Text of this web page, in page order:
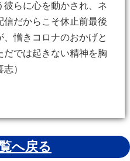
彼らに心を動かされ、ネ
信だからこそ休止前最後
憎きコロナのおかげと
だでは起きない精神を胸
）
へ戻る